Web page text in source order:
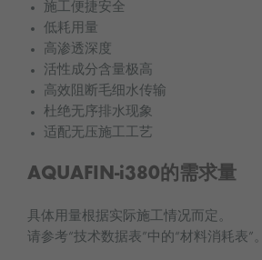
施工便捷安全
低耗用量
高渗透深度
活性成分含量极高
高效阻断毛细水传输
杜绝无序排水现象
适配无压施工工艺
AQUAFIN-i380的需求量
具体用量根据实际施工情况而定。
请参考“技术数据表”中的“材料消耗表”。